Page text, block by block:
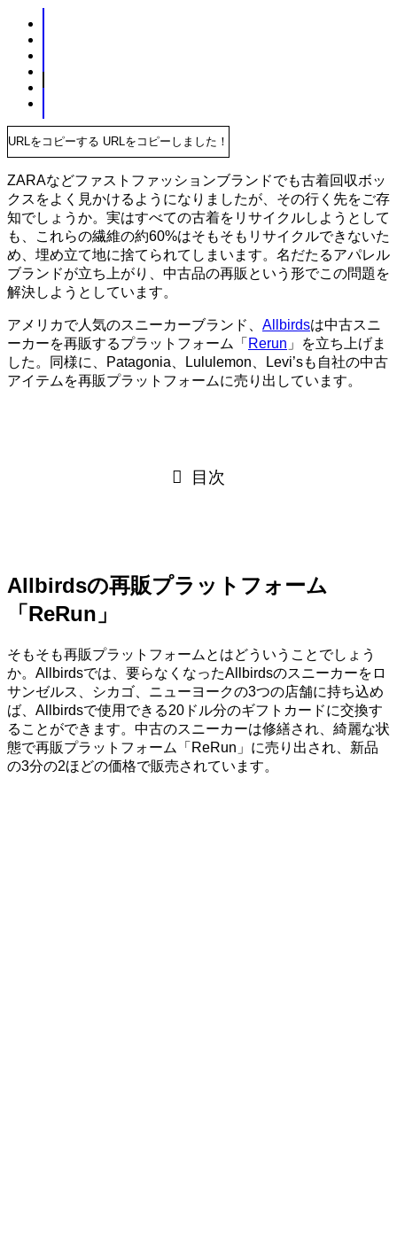
URLをコピーする URLをコピーしました！
ZARAなどファストファッションブランドでも古着回収ボッ
クスをよく見かけるようになりましたが、その行く先をご存
知でしょうか。実はすべての古着をリサイクルしようとして
も、これらの繊維の約60%はそもそもリサイクルできないた
め、埋め立て地に捨てられてしまいます。名だたるアパレル
ブランドが立ち上がり、中古品の再販という形でこの問題を
解決しようとしています。
アメリカで人気のスニーカーブランド、 Allbirdsは中古スニ
ーカーを再販するプラットフォーム「 Rerun 」を立ち上げま
した。同様に、Patagonia、Lululemon、Levi’sも自社の中古
アイテムを再販プラットフォームに売り出しています。
目次
Allbirdsの再販プラットフォーム
「ReRun」
そもそも再販プラットフォームとはどういうことでしょう
か。Allbirdsでは、要らなくなったAllbirdsのスニーカーをロ
サンゼルス、シカゴ、ニューヨークの3つの店舗に持ち込め
ば、Allbirdsで使用できる20ドル分のギフトカードに交換す
ることができます。中古のスニーカーは修繕され、綺麗な状
態で再販プラットフォーム「ReRun」に売り出され、新品
の3分の2ほどの価格で販売されています。